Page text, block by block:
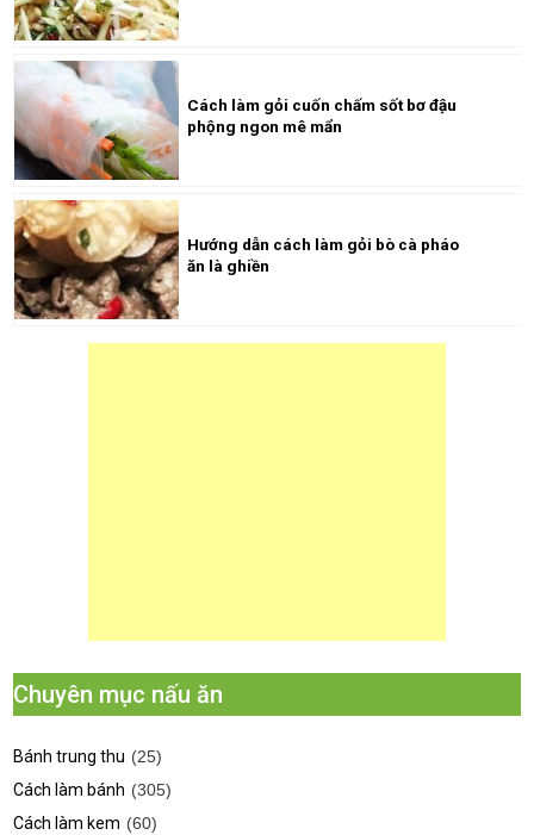
Cách làm gỏi cuốn chấm sốt bơ đậu
phộng ngon mê mẩn
Hướng dẫn cách làm gỏi bò cà pháo
ăn là ghiền
Chuyên mục nấu ăn
Bánh trung thu (25)
Cách làm bánh (305)
Cách làm kem (60)